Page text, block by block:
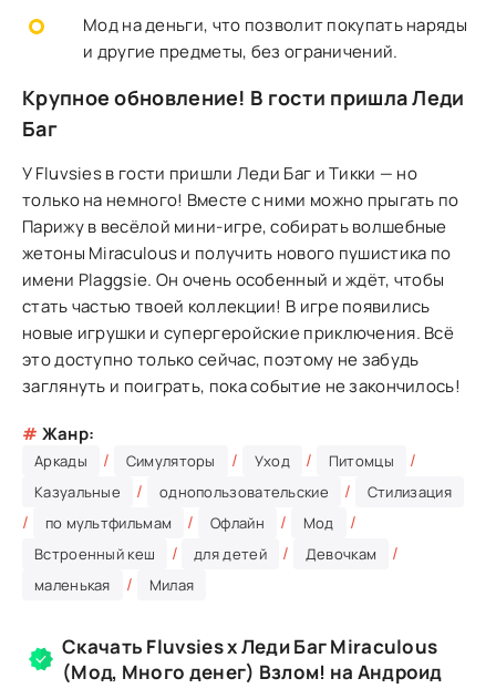
Мод на деньги, что позволит покупать наряды
и другие предметы, без ограничений.
Крупное обновление! В гости пришла Леди
Баг
У Fluvsies в гости пришли Леди Баг и Тикки — но
только на немного! Вместе с ними можно прыгать по
Парижу в весёлой мини-игре, собирать волшебные
жетоны Miraculous и получить нового пушистика по
имени Plaggsie. Он очень особенный и ждёт, чтобы
стать частью твоей коллекции! В игре появились
новые игрушки и супергеройские приключения. Всё
это доступно только сейчас, поэтому не забудь
заглянуть и поиграть, пока событие не закончилось!
# Жанр:
Аркады / Симуляторы / Уход / Питомцы /
Казуальные / однопользовательские / Стилизация
/ по мультфильмам / Офлайн / Мод /
Встроенный кеш / для детей / Девочкам /
маленькая / Милая
Скачать Fluvsies x Леди Баг Miraculous
(Мод, Много денег) Взлом! на Андроид